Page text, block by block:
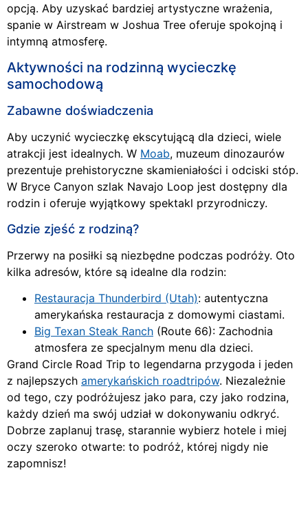
opcją. Aby uzyskać bardziej artystyczne wrażenia,
spanie w Airstream w Joshua Tree oferuje spokojną i
intymną atmosferę.
Aktywności na rodzinną wycieczkę
samochodową
Zabawne doświadczenia
Aby uczynić wycieczkę ekscytującą dla dzieci, wiele
atrakcji jest idealnych. W Moab, muzeum dinozaurów
prezentuje prehistoryczne skamieniałości i odciski stóp.
W Bryce Canyon szlak Navajo Loop jest dostępny dla
rodzin i oferuje wyjątkowy spektakl przyrodniczy.
Gdzie zjeść z rodziną?
Przerwy na posiłki są niezbędne podczas podróży. Oto
kilka adresów, które są idealne dla rodzin:
Restauracja Thunderbird (Utah): autentyczna
amerykańska restauracja z domowymi ciastami.
Big Texan Steak Ranch (Route 66): Zachodnia
atmosfera ze specjalnym menu dla dzieci.
Grand Circle Road Trip to legendarna przygoda i jeden
z najlepszych amerykańskich roadtripów. Niezależnie
od tego, czy podróżujesz jako para, czy jako rodzina,
każdy dzień ma swój udział w dokonywaniu odkryć.
Dobrze zaplanuj trasę, starannie wybierz hotele i miej
oczy szeroko otwarte: to podróż, której nigdy nie
zapomnisz!